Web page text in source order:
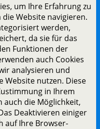
um Ihre Erfahrung zu
Website navigieren.
werden,
da sie für das
Funktionen der
auch Cookies
analysieren und
Website nutzen. Diese
in Ihrem
auch die Möglichkeit,
Deaktivieren einiger
auf Ihre Browser-